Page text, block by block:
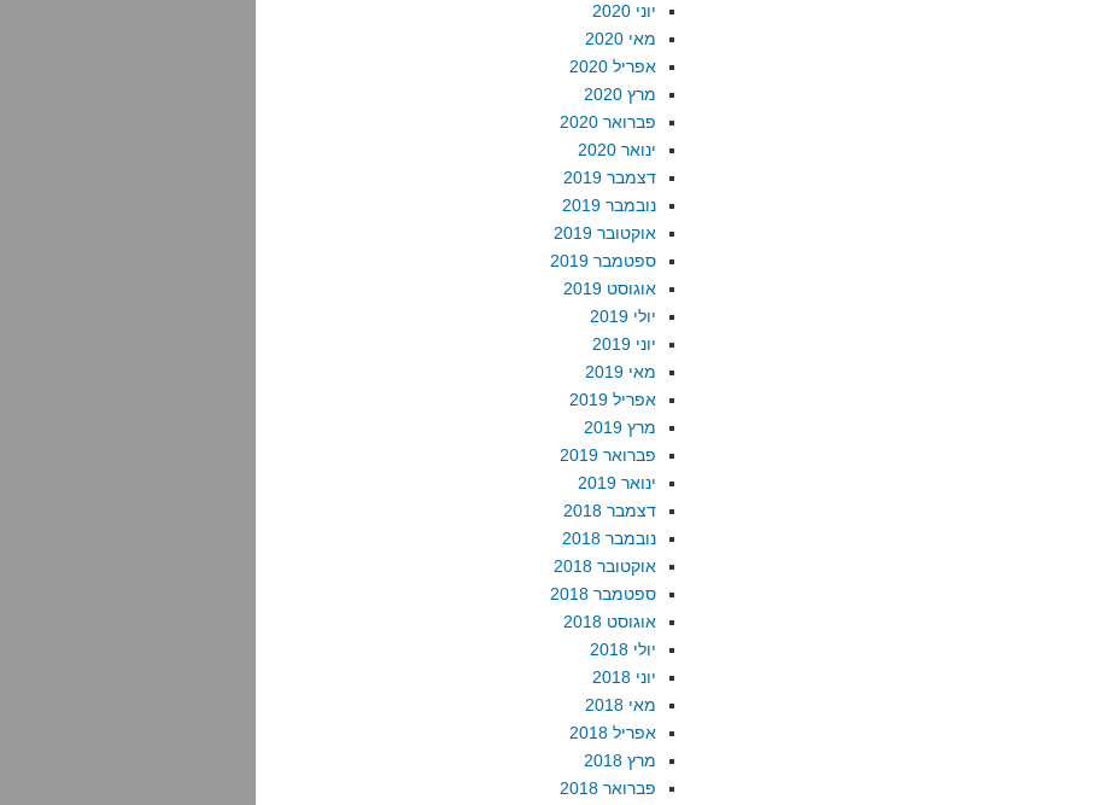
יוני 2020
מאי 2020
אפריל 2020
מרץ 2020
פברואר 2020
ינואר 2020
דצמבר 2019
נובמבר 2019
אוקטובר 2019
ספטמבר 2019
אוגוסט 2019
יולי 2019
יוני 2019
מאי 2019
אפריל 2019
מרץ 2019
פברואר 2019
ינואר 2019
דצמבר 2018
נובמבר 2018
אוקטובר 2018
ספטמבר 2018
אוגוסט 2018
יולי 2018
יוני 2018
מאי 2018
אפריל 2018
מרץ 2018
פברואר 2018